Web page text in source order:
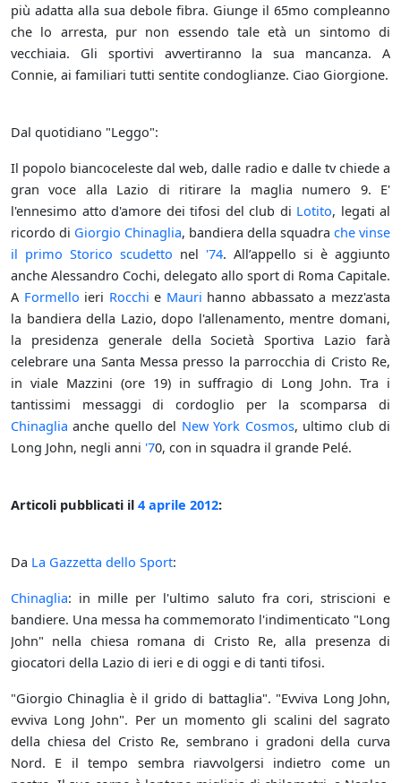
più adatta alla sua debole fibra. Giunge il 65mo compleanno
che lo arresta, pur non essendo tale età un sintomo di
vecchiaia. Gli sportivi avvertiranno la sua mancanza. A
Connie, ai familiari tutti sentite condoglianze. Ciao Giorgione.
Dal quotidiano "Leggo":
Il popolo biancoceleste dal web, dalle radio e dalle tv chiede a
gran voce alla Lazio di ritirare la maglia numero 9. E'
l'ennesimo atto d'amore dei tifosi del club di Lotito, legati al
ricordo di Giorgio Chinaglia, bandiera della squadra che vinse
il primo Storico scudetto nel '74. All’appello si è aggiunto
anche Alessandro Cochi, delegato allo sport di Roma Capitale.
A Formello ieri Rocchi e Mauri hanno abbassato a mezz'asta
la bandiera della Lazio, dopo l'allenamento, mentre domani,
la presidenza generale della Società Sportiva Lazio farà
celebrare una Santa Messa presso la parrocchia di Cristo Re,
in viale Mazzini (ore 19) in suffragio di Long John. Tra i
tantissimi messaggi di cordoglio per la scomparsa di
Chinaglia anche quello del New York Cosmos, ultimo club di
Long John, negli anni '70, con in squadra il grande Pelé.
Articoli pubblicati il 4 aprile 2012:
Da La Gazzetta dello Sport:
Chinaglia: in mille per l'ultimo saluto fra cori, striscioni e
bandiere. Una messa ha commemorato l'indimenticato "Long
John" nella chiesa romana di Cristo Re, alla presenza di
giocatori della Lazio di ieri e di oggi e di tanti tifosi.
"Giorgio Chinaglia è il grido di battaglia". "Evviva Long John,
evviva Long John". Per un momento gli scalini del sagrato
della chiesa del Cristo Re, sembrano i gradoni della curva
Nord. E il tempo sembra riavvolgersi indietro come un